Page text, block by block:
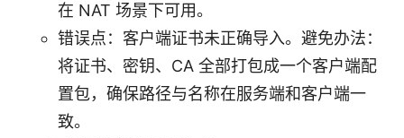
在 NAT 场景下可用。
错误点：客户端证书未正确导入。避免办法：
将证书、密钥、CA 全部打包成一个客户端配
置包，确保路径与名称在服务端和客户端一
致。